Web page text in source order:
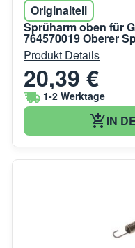
Originalteil
Sprüharm oben für
764570019 Oberer
Produkt Details
20,39 €
1-2 Werktage
IN